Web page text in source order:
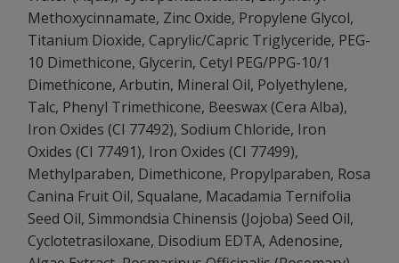
Methoxycinnamate, Zinc Oxide, Propylene Glycol,
Titanium Dioxide, Caprylic/Capric Triglyceride, PEG-
10 Dimethicone, Glycerin, Cetyl PEG/PPG-10/1
Dimethicone, Arbutin, Mineral Oil, Polyethylene,
Talc, Phenyl Trimethicone, Beeswax (Cera Alba),
Iron Oxides (CI 77492), Sodium Chloride, Iron
Oxides (CI 77491), Iron Oxides (CI 77499),
Methylparaben, Dimethicone, Propylparaben, Rosa
Canina Fruit Oil, Squalane, Macadamia Ternifolia
Seed Oil, Simmondsia Chinensis (Jojoba) Seed Oil,
Cyclotetrasiloxane, Disodium EDTA, Adenosine,